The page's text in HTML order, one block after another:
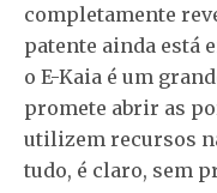
completamente
patente ainda está
o E-Kaia é um
promete abrir as
utilizem recursos
tudo, é claro, sem